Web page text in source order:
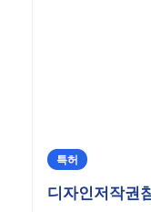
특허
디자인저작권